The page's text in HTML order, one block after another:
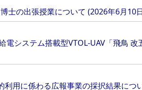
士の出張授業について (2026年6月10
電システム搭載型VTOL-UAV「飛鳥
利用に係わる広報事業の採択結果につ